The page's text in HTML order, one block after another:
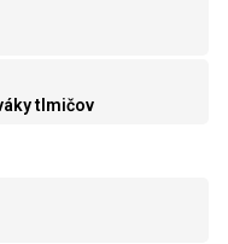
tlmičov